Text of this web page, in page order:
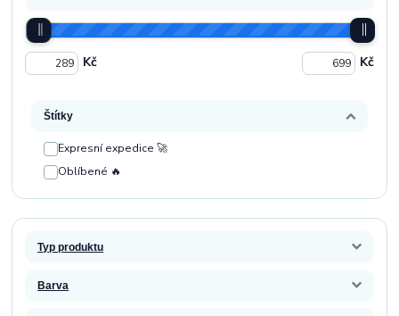
Kč Kč
Štítky
Expresní expedice 🚀
Oblíbené 🔥
Typ produktu
Barva